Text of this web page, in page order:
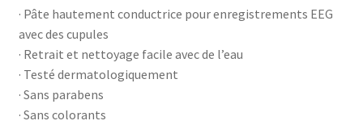
· Pâte hautement conductrice pour enregistrements EEG
avec des cupules
· Retrait et nettoyage facile avec de l’eau
· Testé dermatologiquement
· Sans parabens
· Sans colorants